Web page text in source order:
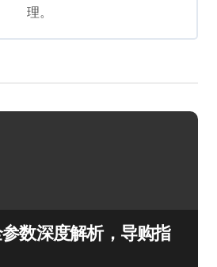
理。
数深度解析，导购指